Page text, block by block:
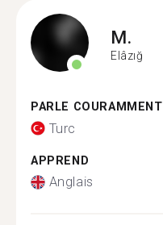
M.
Elâzığ
PARLE COURAMMENT
Turc
APPREND
Anglais